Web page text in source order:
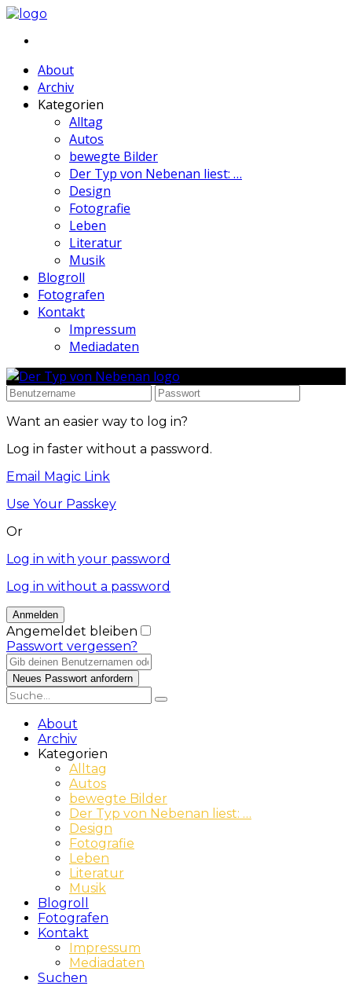
About
Archiv
Kategorien
Alltag
Autos
bewegte Bilder
Der Typ von Nebenan liest: …
Design
Fotografie
Leben
Literatur
Musik
Blogroll
Fotografen
Kontakt
Impressum
Mediadaten
Want an easier way to log in?
Log in faster without a password.
Email Magic Link
Use Your Passkey
Or
Log in with your password
Log in without a password
Angemeldet bleiben
Passwort vergessen?
About
Archiv
Kategorien
Alltag
Autos
bewegte Bilder
Der Typ von Nebenan liest: …
Design
Fotografie
Leben
Literatur
Musik
Blogroll
Fotografen
Kontakt
Impressum
Mediadaten
Suchen